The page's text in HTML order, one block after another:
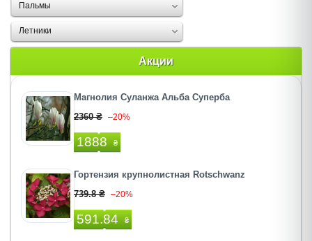
Пальмы
Летники
Акции
Магнолия Суланжа Альба Суперба
2360 ₴ –20%
1888 ₴
Гортензия крупнолистная Rotschwanz
739.8 ₴ –20%
591.84 ₴